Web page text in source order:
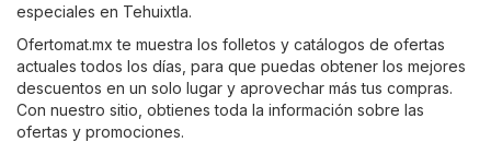
especiales en Tehuixtla.
Ofertomat.mx te muestra los folletos y catálogos de ofertas
actuales todos los días, para que puedas obtener los mejores
descuentos en un solo lugar y aprovechar más tus compras.
Con nuestro sitio, obtienes toda la información sobre las
ofertas y promociones.